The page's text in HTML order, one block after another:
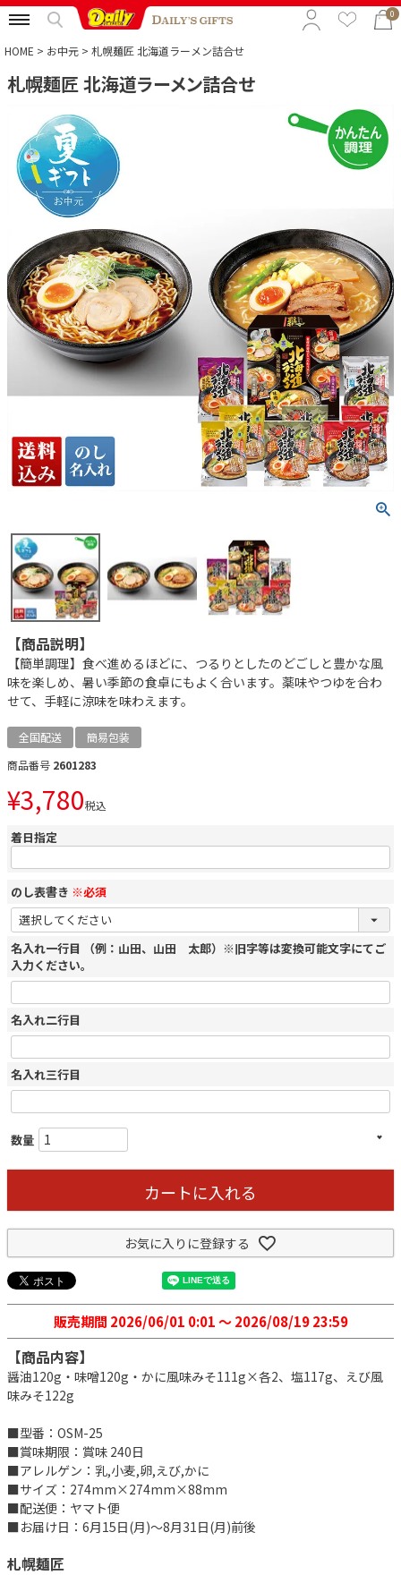
0
特集から選ぶ
予算から選ぶ
カテゴリから選ぶ
贈る相手から選ぶ
HOME お中元 札幌麺匠 北海道ラーメン詰合せ
札幌麺匠 北海道ラーメン詰合せ
【商品説明】
【簡単調理】食べ進めるほどに、つるりとしたのどごしと豊かな風
味を楽しめ、暑い季節の食卓にもよく合います。薬味やつゆを合わ
せて、手軽に涼味を味わえます。
全国配送
簡易包装
商品番号 2601283
¥3,780税込
着日指定
のし表書き ※必須
名入れ一行目 （例：山田、山田 太郎）※旧字等は変換可能文字にてご
入力ください。
名入れ二行目
名入れ三行目
カートに入れる
お気に入りに登録する
販売期間 2026/06/01 0:01〜 2026/08/19 23:59
【商品内容】
醤油120g・味噌120g・かに風味みそ111g×各2、塩117g、えび風
味みそ122g
■型番：OSM-25
■賞味期限：賞味 240日
■アレルゲン：乳,小麦,卵,えび,かに
■サイズ：274mm×274mm×88mm
■配送便：ヤマト便
■お届け日：6月15日(月)～8月31日(月)前後
札幌麺匠